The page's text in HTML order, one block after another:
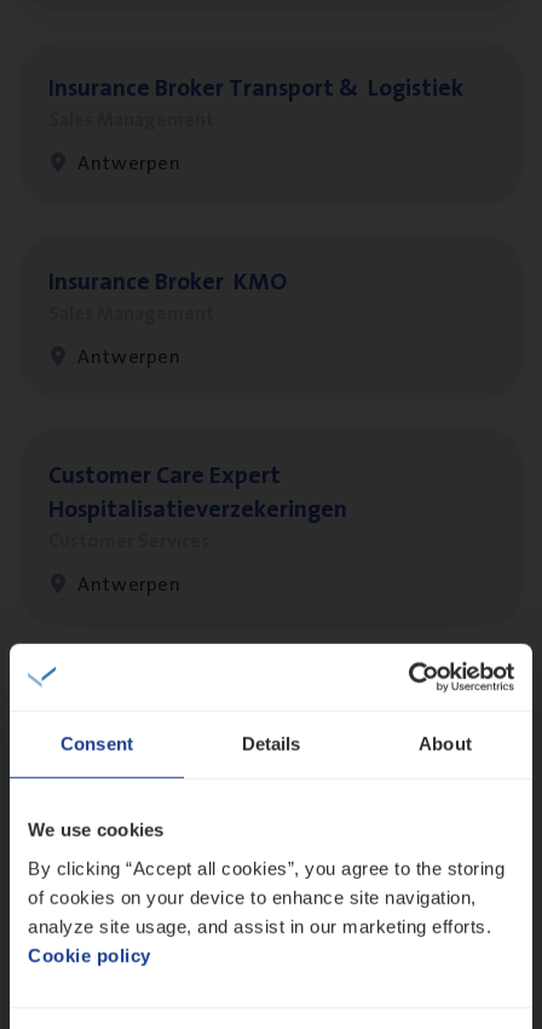
Consent Details About
We use cookies
By clicking “Accept all cookies”, you agree to the storing
of cookies on your device to enhance site navigation,
analyze site usage, and assist in our marketing efforts.
Cookie policy
Insu­ran­ce Bro­ker Trans­port& Logistiek
Antwerpen
Insu­ran­ce Bro­ker KMO
Antwerpen
Cus­to­mer Care Expert
Hospitalisatieverzekeringen
Antwerpen
Sales Management
Antwerpen
Claims­hand­ler Fleet&Bike
Claims Management
Antwerpen